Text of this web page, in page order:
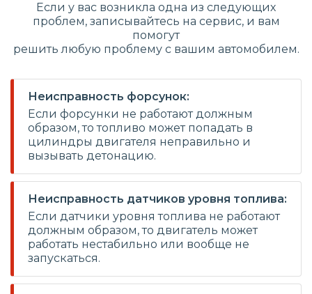
Если у вас возникла одна из следующих
проблем, записывайтесь на сервис, и вам
помогут
решить любую проблему с вашим автомобилем.
Неисправность форсунок:
Если форсунки не работают должным
образом, то топливо может попадать в
цилиндры двигателя неправильно и
вызывать детонацию.
Неисправность датчиков уровня топлива:
Если датчики уровня топлива не работают
должным образом, то двигатель может
работать нестабильно или вообще не
запускаться.